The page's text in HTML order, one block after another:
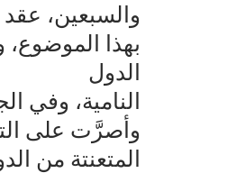
والسبعين،
بهذا
الدول
النامية، وفي
وأصرَّت على
المتعنتة من